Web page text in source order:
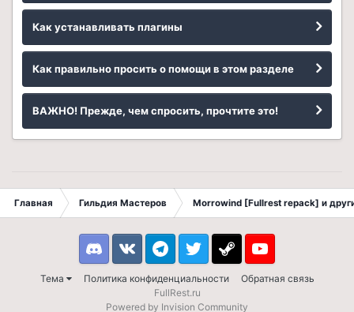
Как устанавливать плагины
Как правильно просить о помощи в этом разделе
ВАЖНО! Прежде, чем спросить, прочтите это!
Главная Гильдия Мастеров Morrowind [Fullrest repack] и
Тема Политика конфиденциальности Обратная связь
DiscordVK TelegramTwitter Steam Youtube
FullRest.ru
Powered by Invision Community